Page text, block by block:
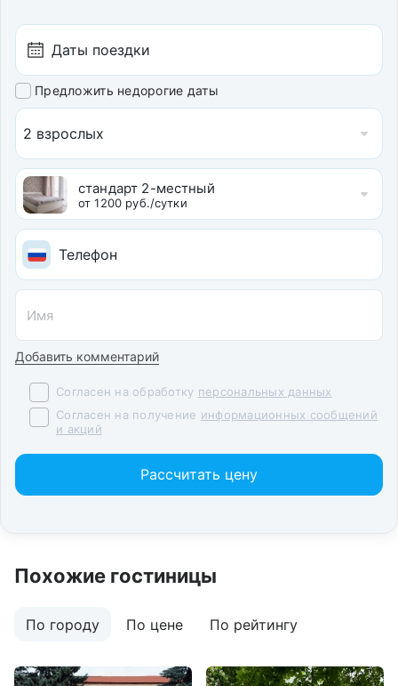
Предложить недорогие даты
2 взрослых
стандарт 2-местный
от 1200 руб./сутки
Добавить комментарий
Согласен на обработку персональных данных
Согласен на получение информационных сообщений
и акций
Рассчитать цену
Похожие гостиницы
По городу По цене По рейтингу